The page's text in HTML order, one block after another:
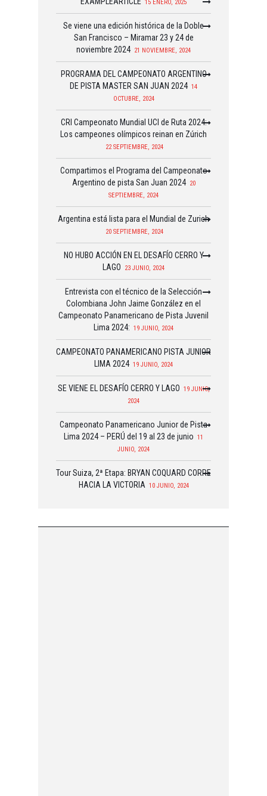
15 ENERO, 2025
Se viene una edición histórica de la Doble
San Francisco – Miramar 23 y 24 de
noviembre 2024 21 NOVIEMBRE, 2024
PROGRAMA DEL CAMPEONATO ARGENTINO
DE PISTA MASTER SAN JUAN 2024 14
OCTUBRE, 2024
CRI Campeonato Mundial UCI de Ruta 2024:
Los campeones olímpicos reinan en Zúrich
22 SEPTIEMBRE, 2024
Compartimos el Programa del Campeonato
Argentino de pista San Juan 2024 20
SEPTIEMBRE, 2024
Argentina está lista para el Mundial de Zurich
20 SEPTIEMBRE, 2024
NO HUBO ACCIÓN EN EL DESAFÍO CERRO Y
LAGO
23 JUNIO, 2024
Entrevista con el técnico de la Selección
Colombiana John Jaime González en el
Campeonato Panamericano de Pista Juvenil
Lima 2024: 19 JUNIO, 2024
CAMPEONATO PANAMERICANO PISTA JUNIOR
LIMA 2024 19 JUNIO, 2024
SE VIENE EL DESAFÍO CERRO Y LAGO 19 JUNIO,
2024
Campeonato Panamericano Junior de Pista
Lima 2024 – PERÚ del 19 al 23 de junio 11
JUNIO, 2024
Tour Suiza, 2ª Etapa: BRYAN COQUARD CORRE
HACIA LA VICTORIA 10 JUNIO, 2024